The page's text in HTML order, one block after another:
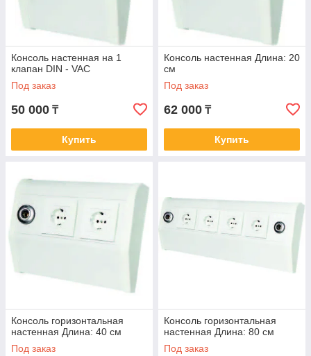
Консоль настенная на 1
клапан DIN - VAC
Под заказ
50 000 ₸
Купить
Консоль настенная Длина: 20
см
Под заказ
62 000 ₸
Купить
Консоль горизонтальная
настенная Длина: 40 см
Под заказ
Консоль горизонтальная
настенная Длина: 80 см
Под заказ